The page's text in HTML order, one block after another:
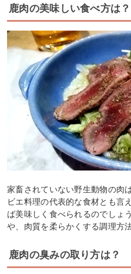
鹿肉の美味しい食べ方は？
家畜されていない野生動物の肉
ビエ料理の代表的な食材とも言
ば美味しく食べられるのでしょ
や、肉質を柔らかくする調理方
鹿肉の臭みの取り方は？